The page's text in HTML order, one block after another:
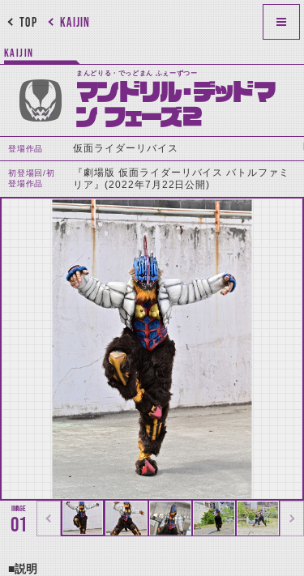
KAIJIN
TOP
KAIJIN
まんどりる・でっどまん ふぇーずつー
マンドリル・デッドマ
ン フェーズ2
登場作品 仮面ライダーリバイス
初登場回/初
登場作品
『劇場版 仮面ライダーリバイス バトルファミ
リア』(2022年7月22日公開)
01
■説明